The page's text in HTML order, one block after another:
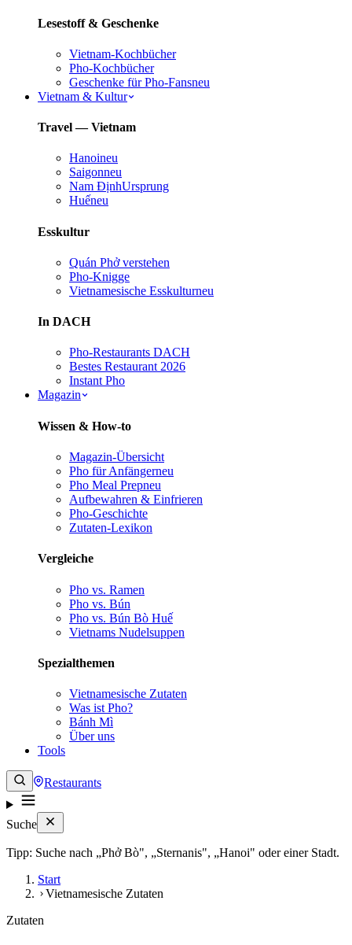
Lesestoff & Geschenke
Vietnam-Kochbücher
Pho-Kochbücher
Geschenke für Pho-Fansneu
Vietnam & Kultur
Travel — Vietnam
Hanoineu
Saigonneu
Nam ĐịnhUrsprung
Huếneu
Esskultur
Quán Phở verstehen
Pho-Knigge
Vietnamesische Esskulturneu
In DACH
Pho-Restaurants DACH
Bestes Restaurant 2026
Instant Pho
Magazin
Wissen & How-to
Magazin-Übersicht
Pho für Anfängerneu
Pho Meal Prepneu
Aufbewahren & Einfrieren
Pho-Geschichte
Zutaten-Lexikon
Vergleiche
Pho vs. Ramen
Pho vs. Bún
Pho vs. Bún Bò Huế
Vietnams Nudelsuppen
Spezialthemen
Vietnamesische Zutaten
Was ist Pho?
Bánh Mì
Über uns
Tools
Restaurants
Suche
Tipp: Suche nach „Phở Bò", „Sternanis", „Hanoi" oder einer Stadt.
Start
Vietnamesische Zutaten
Zutaten